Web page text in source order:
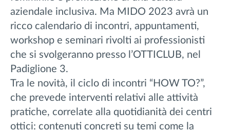
aziendale inclusiva. Ma MIDO 2023 avrà un
ricco calendario di incontri, appuntamenti,
workshop e seminari rivolti ai professionisti
che si svolgeranno presso l’OTTICLUB, nel
Padiglione 3.
Tra le novità, il ciclo di incontri “HOW TO?”,
che prevede interventi relativi alle attività
pratiche, correlate alla quotidianità dei centri
ottici: contenuti concreti su temi come la